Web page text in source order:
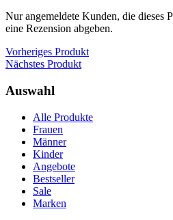
Nur angemeldete Kunden, die dieses
eine Rezension abgeben.
Vorheriges Produkt
Nächstes Produkt
Auswahl
Alle Produkte
Frauen
Männer
Kinder
Angebote
Bestseller
Sale
Marken